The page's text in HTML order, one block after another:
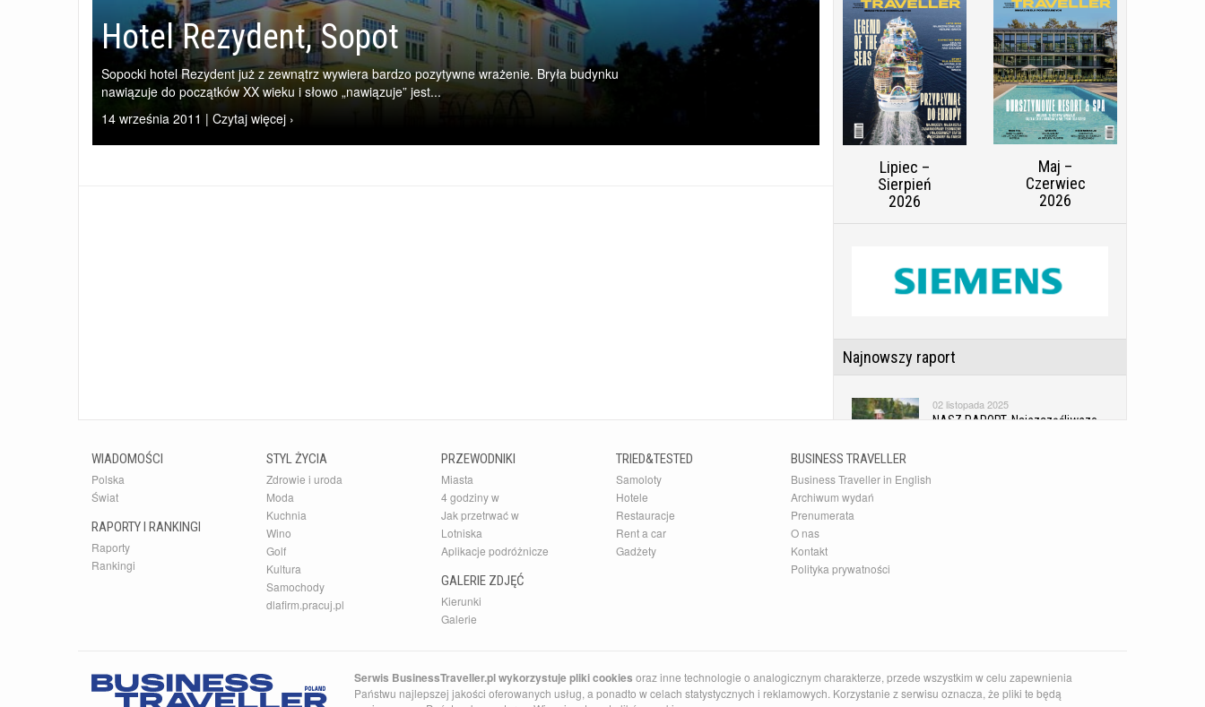
Hotel Rezydent, Sopot
Sopocki hotel Rezydent już z zewnątrz wywiera bardzo pozytywne wrażenie. Bryła budynku
nawiązuje do początków XX wieku i słowo „nawiązuje” jest...
14 września 2011 | Czytaj więcej ›
Lipiec –
Sierpień
2026
Maj –
Czerwiec
2026
Najnowszy raport
02 listopada 2025
NASZ RAPORT. Najszczęśliwsze
Najnowsza Galeria
Zaskakujące słowackie Pieniny
WIADOMOŚCI
Polska
Świat
RAPORTY I RANKINGI
Raporty
Rankingi
STYL ŻYCIA
Zdrowie i uroda
Moda
Kuchnia
Wino
Golf
Kultura
Samochody
dlafirm.pracuj.pl
PRZEWODNIKI
Miasta
4 godziny w
Jak przetrwać w
Lotniska
Aplikacje podróżnicze
GALERIE ZDJĘĆ
Kierunki
Galerie
TRIED&TESTED
Samoloty
Hotele
Restauracje
Rent a car
Gadżety
BUSINESS TRAVELLER
Business Traveller in English
Archiwum wydań
Prenumerata
O nas
Kontakt
Polityka prywatności
Serwis BusinessTraveller.pl wykorzystuje pliki cookies oraz inne technologie o analogicznym charakterze, przede wszystkim w celu zapewnienia
Państwu najlepszej jakości oferowanych usług, a ponadto w celach statystycznych i reklamowych. Korzystanie z serwisu oznacza, że pliki te będą